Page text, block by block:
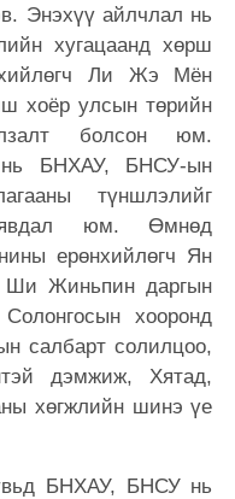
Энэхүү айлчлал нь
хугацаанд хөрш
Ли Жэ Мён
хоёр улсын төрийн
болсон юм.
БНХАУ, БНСУ-ын
түншлэлийг
явдал юм. Өмнөд
ерөнхийлөгч Ян
Ши Жиньпин даргын
хооронд
салбарт солилцоо,
дэмжиж, Хятад,
хөгжлийн шинэ үе
БНХАУ, БНСУ нь